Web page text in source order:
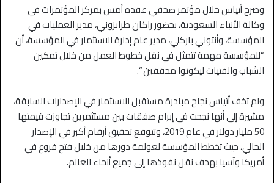
وصرح أتياس خلال مؤتمر صحفي عقده أمس بمركز المؤتمرات في
وكالة الأنباء السعودية، بحضور راكان طرابزوني، مدير العمليات في
المؤسسة، وأنتوني باركلي، مدير عام إدارة الاستثمار في المؤسسة، أن
“للمؤسسة مهمة تتمثل في نقل خطوط العمل من خلال تمكين
الشباب والفتيات ليكونوا محققين “.
ولم تخف أتياس نجاح مبادرة مستقبل الاستثمار في الإصدارات السابقة،
مشيرة إلى أنها نجحت في إبرام صفقات بين مستثمرين تجاوزت قيمتها
50 مليار دولار في عام 2019، وتتوقع تحقيق أرقام أكبر في الإصدار
الحالي، حيث تخطط المؤسسة لعولمة دورها من خلال فتح فروع في
أمريكا وآسيا بهدف نقل نفوذها إلى جميع أنحاء العالم.